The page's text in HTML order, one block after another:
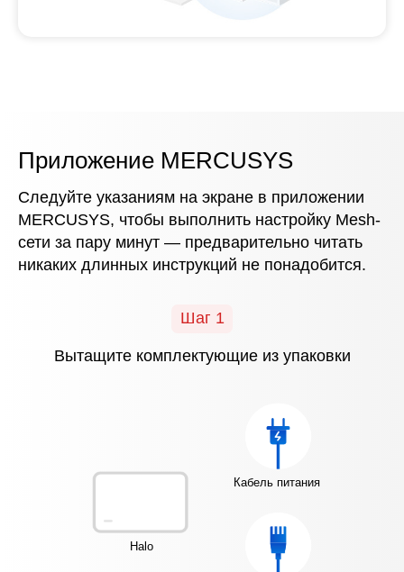
Приложение MERCUSYS
Следуйте указаниям на экране в приложении
MERCUSYS, чтобы выполнить настройку Mesh-
сети за пару минут — предварительно читать
никаких длинных инструкций не понадобится.
Шаг 1
Вытащите комплектующие из упаковки
Halo
Кабель питания